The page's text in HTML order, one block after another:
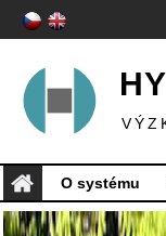
O systému